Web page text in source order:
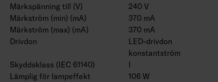
Märkspänning till (V)
240 V
Märkström (min) (mA)
370 mA
Märkström (max) (mA)
370 mA
Drivdon
LED-drivdon
konstantström
Skyddsklass (IEC 61140)
I
Lämplig för lampeffekt
106 W